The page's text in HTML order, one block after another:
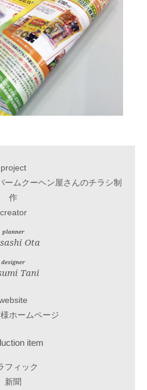
project
ームクーヘン屋さんのチラシ制
作
creator
planner
Ota
designer
Tani
ホームページ
item
フィック
新聞